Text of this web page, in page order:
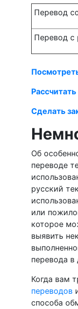
Перевод
Перевод с
Сделать
Об
переводе
русский
или
которое
выявить
перевода в
Когда вам
переводов
способа